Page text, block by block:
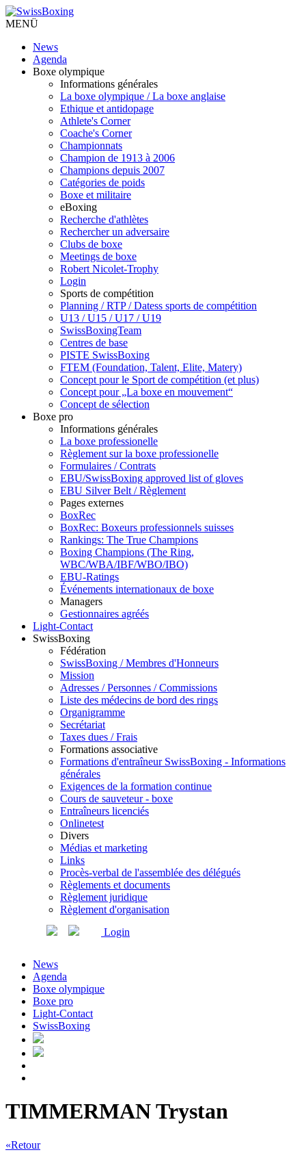
MENÜ
News
Agenda
Boxe olympique
Informations générales
La boxe olympique / La boxe anglaise
Ethique et antidopage
Athlete's Corner
Coache's Corner
Championnats
Champion de 1913 à 2006
Champions depuis 2007
Catégories de poids
Boxe et militaire
eBoxing
Recherche d'athlètes
Rechercher un adversaire
Clubs de boxe
Meetings de boxe
Robert Nicolet-Trophy
Login
Sports de compétition
Planning / RTP / Datess sports de compétition
U13 / U15 / U17 / U19
SwissBoxingTeam
Centres de base
PISTE SwissBoxing
FTEM (Foundation, Talent, Elite, Matery)
Concept pour le Sport de compétition (et plus)
Concept pour „La boxe en mouvement“
Concept de sélection
Boxe pro
Informations générales
La boxe professionelle
Règlement sur la boxe professionelle
Formulaires / Contrats
EBU/SwissBoxing approved list of gloves
EBU Silver Belt / Règlement
Pages externes
BoxRec
BoxRec: Boxeurs professionnels suisses
Rankings: The True Champions
Boxing Champions (The Ring,
WBC/WBA/IBF/WBO/IBO)
EBU-Ratings
Événements internationaux de boxe
Managers
Gestionnaires agréés
Light-Contact
SwissBoxing
Fédération
SwissBoxing / Membres d'Honneurs
Mission
Adresses / Personnes / Commissions
Liste des médecins de bord des rings
Organigramme
Secrétariat
Taxes dues / Frais
Formations associative
Formations d'entraîneur SwissBoxing - Informations
générales
Exigences de la formation continue
Cours de sauveteur - boxe
Entraîneurs licenciés
Onlinetest
Divers
Médias et marketing
Links
Procès-verbal de l'assemblée des délégués
Règlements et documents
Règlement juridique
Règlement d'organisation
Login
News
Agenda
Boxe olympique
Boxe pro
Light-Contact
SwissBoxing
TIMMERMAN Trystan
«Retour